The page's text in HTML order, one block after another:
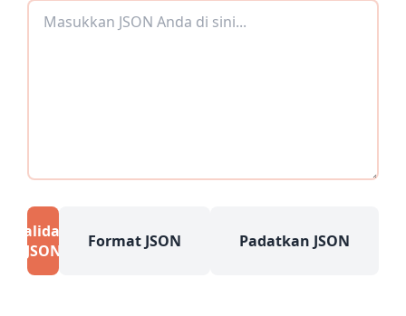
Validasi
JSON
Format JSON Padatkan JSON